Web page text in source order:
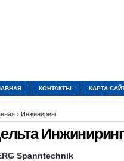
КОНТАКТЫ КАРТА
› Инжиниринг
Инжиниринг
Spanntechnik